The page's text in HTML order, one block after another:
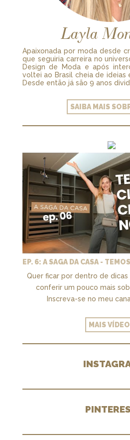
Layla
Apaixonada por moda desde
que seguiria carreira no
Design de Moda e após
voltei ao Brasil cheia de ideias
Desde então já são 9 anos
SAIBA MAIS
Quer ficar por dentro de
conferir um pouco mais
Inscreva-se no meu
MAIS